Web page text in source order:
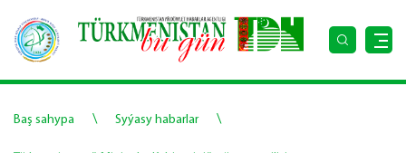
Baş sahypa \ Syýasy habarlar \